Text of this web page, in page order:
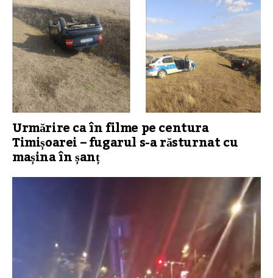
Urmărire ca în filme pe centura
Timișoarei – fugarul s-a răsturnat cu
mașina în șanț